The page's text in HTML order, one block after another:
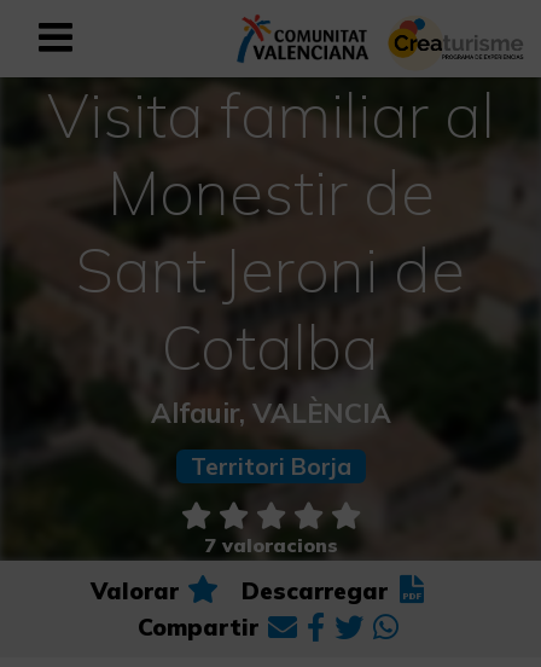
Registrar-se com a usuari
Registre empresarial
Valencià
Mediterrani Actiu i Esportiu
Mediterrani Cultural
Mediterrani Rural i Natural
Experiències a la tardor
Experiències Setmana Santa
Visita familiar al
Monestir de
Sant Jeroni de
Cotalba
Alfauir, VALÈNCIA
Territori Borja
7 valoracions
Valorar
Descarregar
Compartir